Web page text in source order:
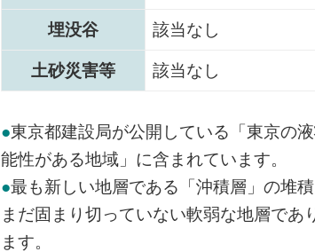
埋没谷
該当なし
土砂災害等
該当なし
●東京都建設局が公開している「東京の
能性がある地域」に含まれています。
●最も新しい地層である「沖積層」の堆
まだ固まり切っていない軟弱な地層で
ます。